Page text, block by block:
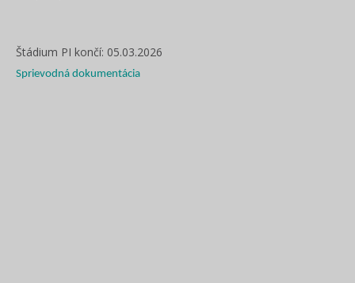
Štádium PI končí: 05.03.2026
Sprievodná dokumentácia